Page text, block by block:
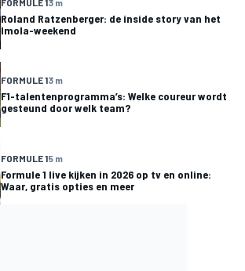
FORMULE 13 m
Roland Ratzenberger: de inside story van het
Imola-weekend
FORMULE 13 m
F1-talentenprogramma’s: Welke coureur wordt
gesteund door welk team?
FORMULE 15 m
Formule 1 live kijken in 2026 op tv en online:
Waar, gratis opties en meer